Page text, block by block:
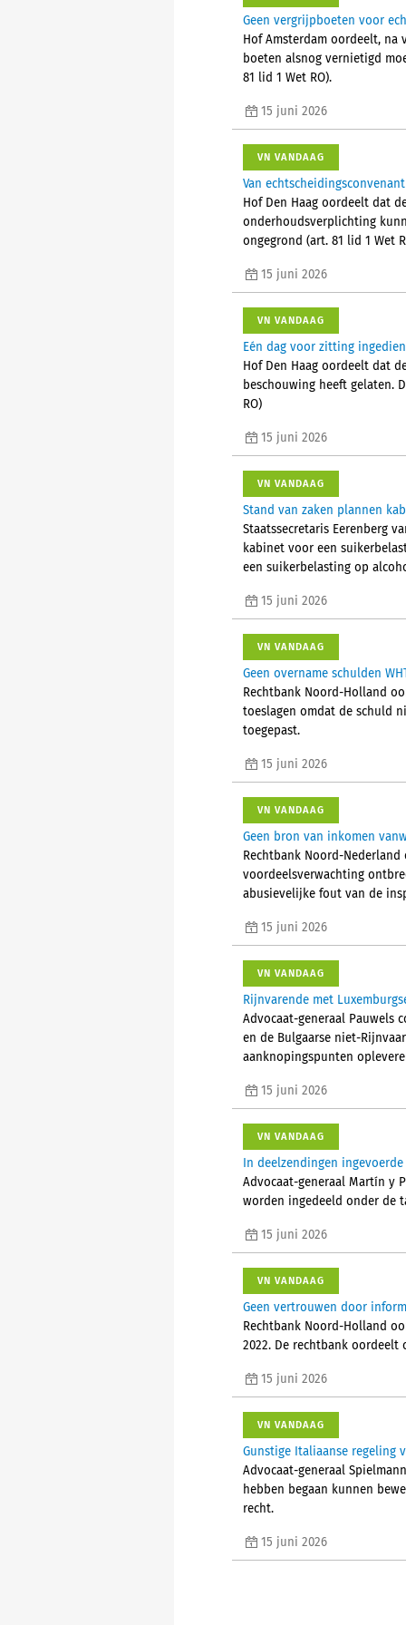
Geen vergrijpboeten voor
Hof Amsterdam oordeelt,
boeten alsnog vernietigd
81 lid 1 Wet RO).
15 juni 2026
VN VANDAAG
Van
Hof Den Haag oordeelt dat
onderhoudsverplichting
ongegrond (art. 81 lid 1 Wet
15 juni 2026
VN VANDAAG
Eén dag voor zitting
Hof Den Haag oordeelt dat
beschouwing heeft gelaten.
RO)
15 juni 2026
VN VANDAAG
Stand van zaken plannen
Staatssecretaris Eerenberg
kabinet voor een
een suikerbelasting op
15 juni 2026
VN VANDAAG
Geen overname schulden
Rechtbank Noord-Holland
toeslagen omdat de schuld
toegepast.
15 juni 2026
VN VANDAAG
Geen bron van inkomen
Rechtbank Noord-
voordeelsverwachting
abusievelijke fout van de
15 juni 2026
VN VANDAAG
Rijnvarende met
Advocaat-generaal Pauwels
en de Bulgaarse niet-
aanknopingspunten
15 juni 2026
VN VANDAAG
In deelzendingen
Advocaat-generaal Martín y
worden ingedeeld onder de
15 juni 2026
VN VANDAAG
Geen vertrouwen door
Rechtbank Noord-Holland
2022. De rechtbank
15 juni 2026
VN VANDAAG
Gunstige Italiaanse regeling
Advocaat-generaal
hebben begaan kunnen
recht.
15 juni 2026